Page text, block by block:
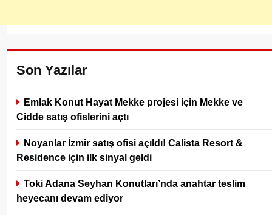
Son Yazılar
Emlak Konut Hayat Mekke projesi için Mekke ve
Cidde satış ofislerini açtı
Noyanlar İzmir satış ofisi açıldı! Calista Resort &
Residence için ilk sinyal geldi
Toki Adana Seyhan Konutları’nda anahtar teslim
heyecanı devam ediyor